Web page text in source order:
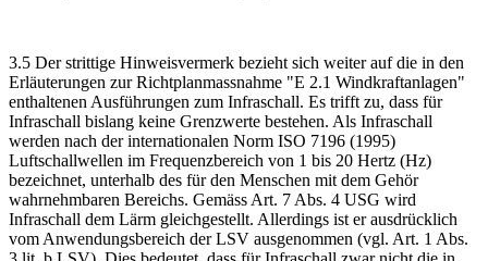
3.5 Der strittige Hinweisvermerk bezieht sich weiter auf die in den
Erläuterungen zur Richtplanmassnahme "E 2.1 Windkraftanlagen"
enthaltenen Ausführungen zum Infraschall. Es trifft zu, dass für
Infraschall bislang keine Grenzwerte bestehen. Als Infraschall
werden nach der internationalen Norm ISO 7196 (1995)
Luftschallwellen im Frequenzbereich von 1 bis 20 Hertz (Hz)
bezeichnet, unterhalb des für den Menschen mit dem Gehör
wahrnehmbaren Bereichs. Gemäss Art. 7 Abs. 4 USG wird
Infraschall dem Lärm gleichgestellt. Allerdings ist er ausdrücklich
vom Anwendungsbereich der LSV ausgenommen (vgl. Art. 1 Abs.